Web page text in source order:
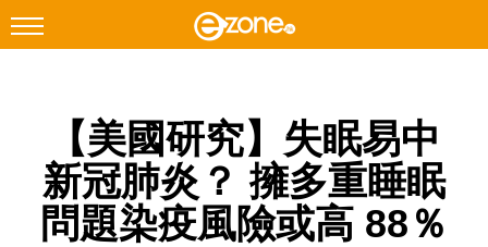
Facebook Instagram
科技焦點
網絡生活
【美國研究】失眠易中
新冠肺炎？ 擁多重睡眠
問題染疫風險或高 88％